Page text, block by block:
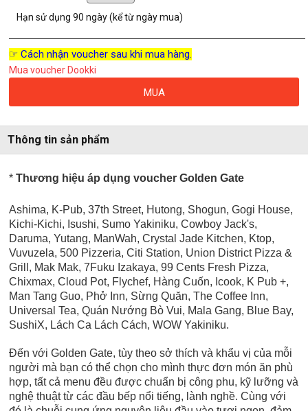
Hạn sử dụng90 ngày (kể từ ngày mua)
☞ Cách nhận voucher sau khi mua hàng.
Mua voucher Dookki
MUA
Thông tin sản phẩm
*Thương hiệu áp dụng voucher Golden Gate
Ashima, K-Pub, 37th Street, Hutong, Shogun, Gogi House,
Kichi-Kichi, Isushi, Sumo Yakiniku, Cowboy Jack's,
Daruma, Yutang, ManWah, Crystal Jade Kitchen, Ktop,
Vuvuzela, 500 Pizzeria, Citi Station, Union District Pizza &
Grill, Mak Mak, 7Fuku Izakaya, 99 Cents Fresh Pizza,
Chixmax, Cloud Pot, Flychef, Hàng Cuốn, Icook, K Pub +,
Man Tang Guo, Phở Inn, Sừng Quăn, The Coffee Inn,
Universal Tea,Quán Nướng Bò Vui, Mala Gang, Blue Bay,
SushiX, Lách Ca Lách Cách, WOW Yakiniku.
Đến với Golden Gate, tùy theo sở thích và khẩu vị của mỗi
người mà bạn có thể chọn cho mình thực đơn món ăn phù
hợp, tất cả menu đều được chuẩn bị công phu, kỹ lưỡng và
nghệ thuật từ các đầu bếp nổi tiếng, lành nghề. Cùng với